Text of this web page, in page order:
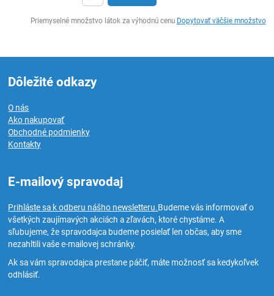
Priemyselné množstvo látok za výhodnú cenu Dopytovať väčšie množstvo
Dôležité odkazy
O nás
Ako nakupovať
Obchodné podmienky
Kontakty
E-mailový spravodaj
Prihláste sa k odberu nášho newsletteru.Budeme vás informovať o
všetkých zaujímavých akciách a zľavách, ktoré chystáme. A
sľubujeme, že spravodajca budeme posielať len občas, aby sme
nezahltili vaše e-mailovej schránky.
Ak sa vám spravodajca prestane páčiť, máte možnosť sa kedykoľvek
odhlásiť.